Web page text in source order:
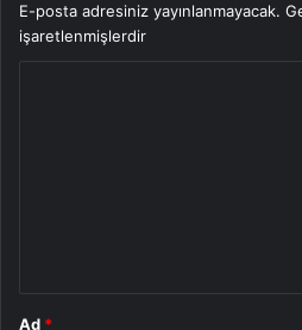
E-posta adresiniz yayınlanmayacak.
işaretlenmişlerdir
Ad *